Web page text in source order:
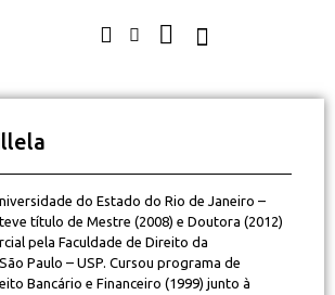
do Estado do Rio de Janeiro –
título de Mestre (2008) e Doutora (2012)
pela Faculdade de Direito da
Paulo – USP. Cursou programa de
Bancário e Financeiro (1999) junto à